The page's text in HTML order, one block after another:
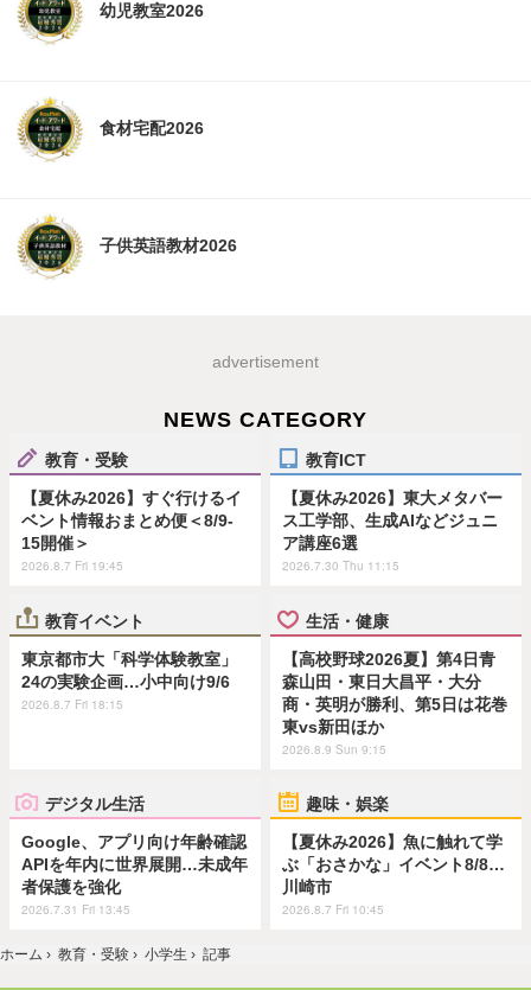
幼児教室2026
食材宅配2026
子供英語教材2026
advertisement
NEWS CATEGORY
教育・受験
【夏休み2026】すぐ行けるイ
ベント情報おまとめ便＜8/9-
15開催＞
2026.8.7 Fri 19:45
教育ICT
【夏休み2026】東大メタバー
ス工学部、生成AIなどジュニ
ア講座6選
2026.7.30 Thu 11:15
教育イベント
東京都市大「科学体験教室」
24の実験企画…小中向け9/6
2026.8.7 Fri 18:15
生活・健康
【高校野球2026夏】第4日青
森山田・東日大昌平・大分
商・英明が勝利、第5日は花巻
東vs新田ほか
2026.8.9 Sun 9:15
デジタル生活
Google、アプリ向け年齢確認
APIを年内に世界展開…未成年
者保護を強化
2026.7.31 Fri 13:45
趣味・娯楽
【夏休み2026】魚に触れて学
ぶ「おさかな」イベント8/8…
川崎市
2026.8.7 Fri 10:45
ホーム › 教育・受験 › 小学生 › 記事